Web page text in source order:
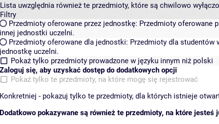
Lista uwzględnia również te przedmioty, które są chwilowo
Filtry
Przedmioty oferowane przez jednostkę: Przedmioty oferowane
innej jednostki uczelni.
Przedmioty oferowane dla jednostki: Przedmioty dla studentów
jednostkę uczelni.
Pokaż tylko przedmioty prowadzone w języku innym niż polski
Zaloguj się, aby uzyskać dostęp do dodatkowych opcji
Pokaż tylko te przedmioty, na które mogę się rejestrować
Konkretniej - pokazuj tylko te przedmioty, dla których istnieje
Dodatkowo pokazywane są również te przedmioty, na które jesteś